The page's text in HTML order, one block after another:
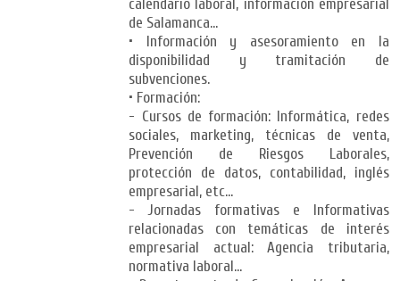
calendario laboral, información empresarial
de Salamanca…
• Información y asesoramiento en la
disponibilidad y tramitación de
subvenciones.
• Formación:
- Cursos de formación: Informática, redes
sociales, marketing, técnicas de venta,
Prevención de Riesgos Laborales,
protección de datos, contabilidad, inglés
empresarial, etc…
- Jornadas formativas e Informativas
relacionadas con temáticas de interés
empresarial actual: Agencia tributaria,
normativa laboral…